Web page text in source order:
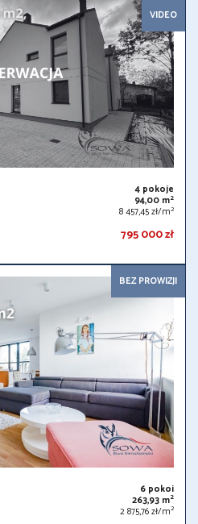
VIDEO
4 pokoje
94,00 m2
8 457,45 zł/m2
795 000 zł
BEZ PROWIZJI
6 pokoi
263,93 m2
2 875,76 zł/m2